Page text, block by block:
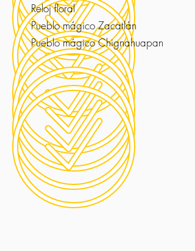
Reloj floral
Pueblo mágico Zacatlán
Pueblo mágico Chignahuapan